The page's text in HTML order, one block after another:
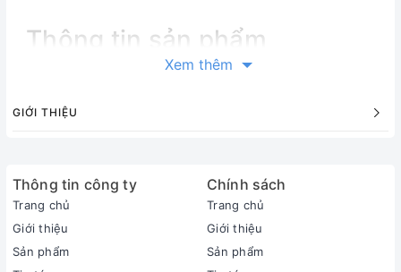
Thông tin sản phẩm
Xem thêm
GIỚI THIỆU
Thông tin công ty
Trang chủ
Giới thiệu
Sản phẩm
Chính sách
Trang chủ
Giới thiệu
Sản phẩm